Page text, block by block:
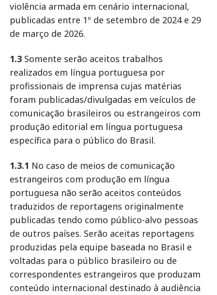
violência armada em cenário internacional,
publicadas entre 1º de setembro de 2024 e 29
de março de 2026.
1.3 Somente serão aceitos trabalhos
realizados em língua portuguesa por
profissionais de imprensa cujas matérias
foram publicadas/divulgadas em veículos de
comunicação brasileiros ou estrangeiros com
produção editorial em língua portuguesa
específica para o público do Brasil.
1.3.1 No caso de meios de comunicação
estrangeiros com produção em língua
portuguesa não serão aceitos conteúdos
traduzidos de reportagens originalmente
publicadas tendo como público-alvo pessoas
de outros países. Serão aceitas reportagens
produzidas pela equipe baseada no Brasil e
voltadas para o público brasileiro ou de
correspondentes estrangeiros que produzam
conteúdo internacional destinado à audiência